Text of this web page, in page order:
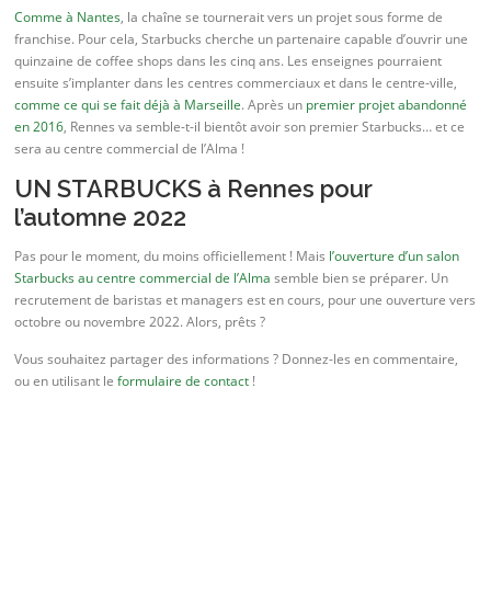
Comme à Nantes, la chaîne se tournerait vers un projet sous forme de
franchise. Pour cela, Starbucks cherche un partenaire capable d’ouvrir une
quinzaine de coffee shops dans les cinq ans. Les enseignes pourraient
ensuite s’implanter dans les centres commerciaux et dans le centre-ville,
comme ce qui se fait déjà à Marseille. Après un premier projet abandonné
en 2016, Rennes va semble-t-il bientôt avoir son premier Starbucks… et ce
sera au centre commercial de l’Alma !
UN STARBUCKS à Rennes pour
l’automne 2022
Pas pour le moment, du moins officiellement ! Mais l’ouverture d’un salon
Starbucks au centre commercial de l’Alma semble bien se préparer. Un
recrutement de baristas et managers est en cours, pour une ouverture vers
octobre ou novembre 2022. Alors, prêts ?
Vous souhaitez partager des informations ? Donnez-les en commentaire,
ou en utilisant leformulaire de contact !